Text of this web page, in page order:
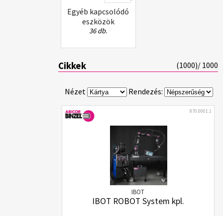
Egyéb kapcsolódó
eszközök
36 db.
Cikkek (1000)/ 1000
Nézet Rendezés:
870.0001.1
IBOT
IBOT ROBOT System kpl.